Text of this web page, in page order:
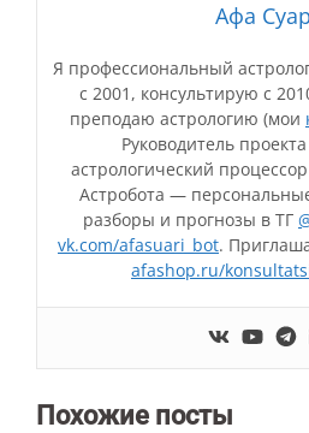
Афа
Я профессиональный
с 2001, консультирую с
преподаю астрологию (мои
Руководитель проекта
астрологический
Астробота —
разборы и прогнозы в ТГ
vk.com/afasuari_bot.
afashop.ru/
Похожие посты